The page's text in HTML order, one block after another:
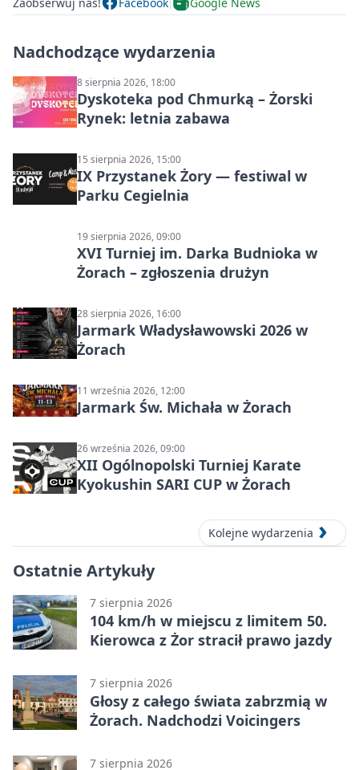
Nadchodzące wydarzenia
8 sierpnia 2026, 18:00
Dyskoteka pod Chmurką – Żorski
Rynek: letnia zabawa
15 sierpnia 2026, 15:00
IX Przystanek Żory — festiwal w
Parku Cegielnia
19 sierpnia 2026, 09:00
XVI Turniej im. Darka Budnioka w
Żorach – zgłoszenia drużyn
28 sierpnia 2026, 16:00
Jarmark Władysławowski 2026 w
Żorach
11 września 2026, 12:00
Jarmark Św. Michała w Żorach
26 września 2026, 09:00
XII Ogólnopolski Turniej Karate
Kyokushin SARI CUP w Żorach
Kolejne wydarzenia
Ostatnie Artykuły
7 sierpnia 2026
104 km/h w miejscu z limitem 50.
Kierowca z Żor stracił prawo jazdy
7 sierpnia 2026
Głosy z całego świata zabrzmią w
Żorach. Nadchodzi Voicingers
7 sierpnia 2026